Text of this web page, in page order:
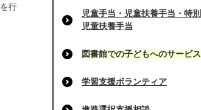
行
児童手当・児童扶養手当・特別
児童扶養手当
図書館での子どもへのサービス
学習支援ボランティア